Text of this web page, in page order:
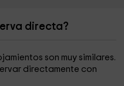
directa?
son muy similares.
directamente con